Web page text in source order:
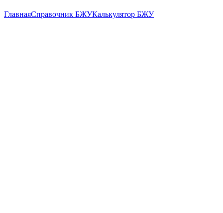
ГлавнаяСправочник БЖУКалькулятор БЖУ